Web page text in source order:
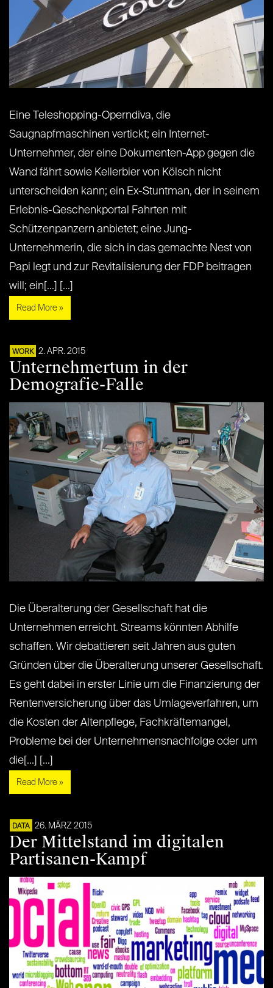
Eine Teleshopping-Operndiva, die
Saugnapfmaschinen vertickt; ein Internet-
Unternehmer, der eine Dokumenten-App gegen die
Wand fährt sowie Kellerbier von Kölsch nicht
unterscheiden kann; ein Ex-Stuntman, der in seinem
Erlebnis-Geschenkportal Fahrten mit
Schützenpanzern anbietet; eine Jung-
Unternehmerin, die sich in das gemachte Nest von
Papi legt und zur Revitalisierung der FDP beitragen
will; ein[...] [...]
Read More »
WORK 2. APR. 2015
Unternehmertum in der
Demografie-Falle
Die Überalterung der Gesellschaft hat die
Unternehmen erreicht. Streams könnten Abhilfe
schaffen. Wir debattieren seit Jahren aus guten
Gründen über die Überalterung unserer Gesellschaft.
Es geht dabei in erster Linie um die Finanzierung der
Rentenversicherung über das Umlageverfahren, um
die Kosten der Altenpflege, Fachkräftemangel,
Probleme bei der Unternehmensnachfolge oder um
die[...] [...]
Read More »
DATA 26. MÄRZ 2015
Der Mittelstand im digitalen
Partisanen-Kampf